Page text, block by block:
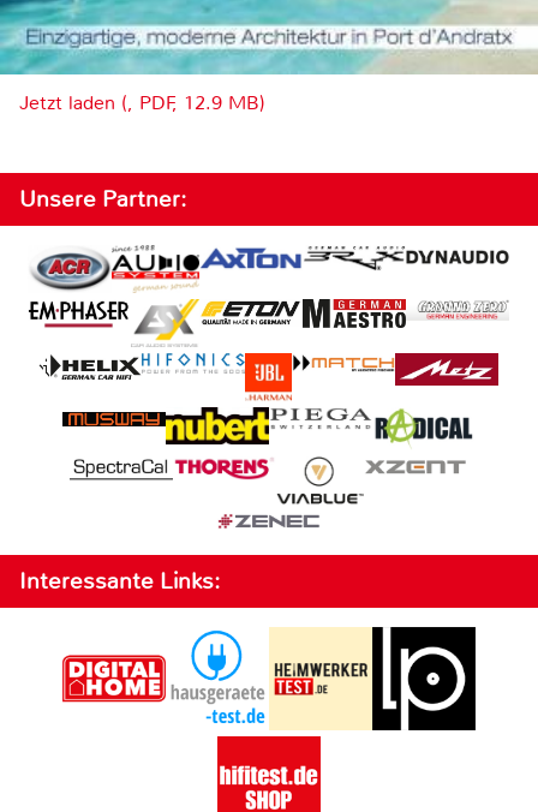
Jetzt laden (, PDF, 12.9 MB)
Unsere Partner:
Interessante Links: